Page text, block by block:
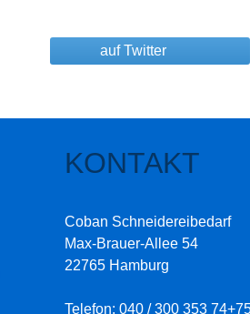
auf Twitter
KONTAKT
Coban Schneidereibedarf
Max-Brauer-Allee 54
22765 Hamburg
Telefon: 040 / 300 353